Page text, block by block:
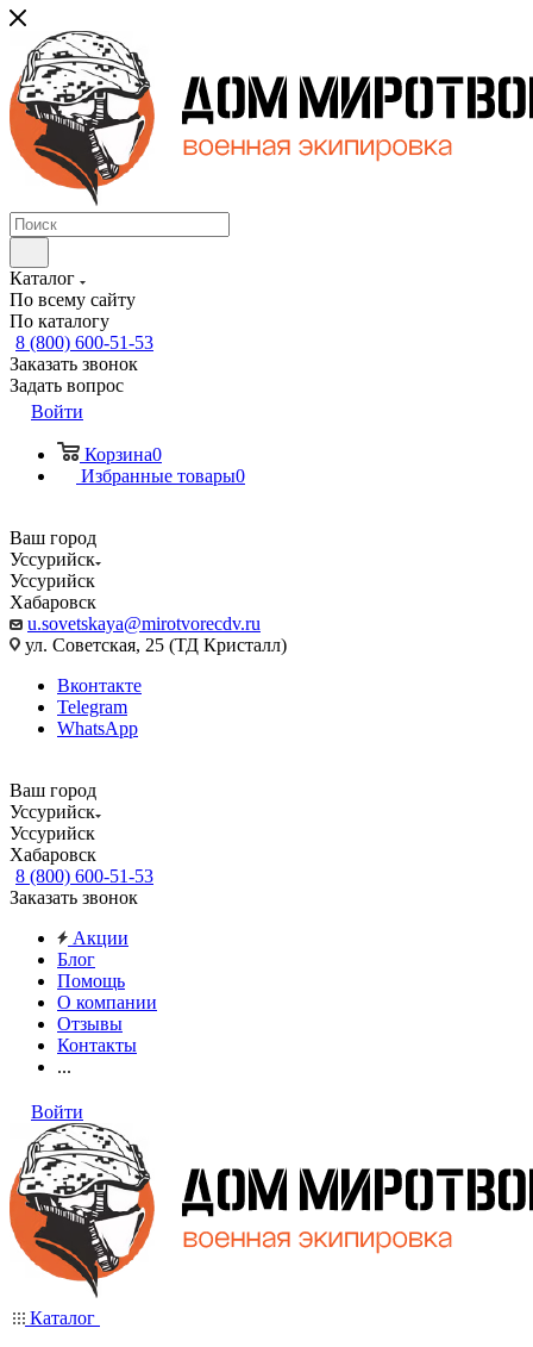
Каталог
По всему сайту
По каталогу
8 (800) 600-51-53
Заказать звонок
Задать вопрос
Войти
Корзина0
Избранные товары0
Ваш город
Уссурийск
Уссурийск
Хабаровск
u.sovetskaya@mirotvorecdv.ru
ул. Советская, 25 (ТД Кристалл)
Вконтакте
Telegram
WhatsApp
Ваш город
Уссурийск
Уссурийск
Хабаровск
8 (800) 600-51-53
Заказать звонок
Акции
Блог
Помощь
О компании
Отзывы
Контакты
...
Войти
Каталог